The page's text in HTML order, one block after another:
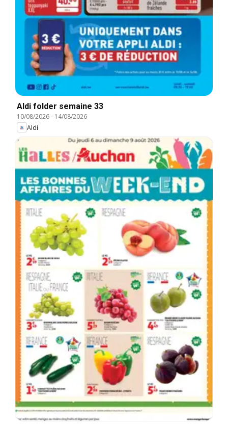
Aldi folder semaine 33
10/08/2026- 14/08/2026
Aldi